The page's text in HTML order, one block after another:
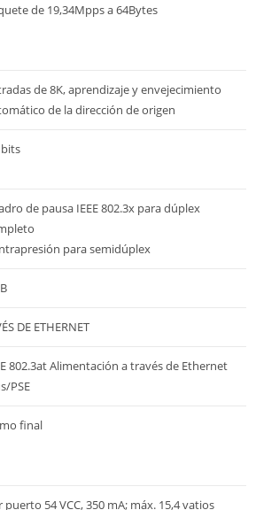
de 19,34Mpps a 64Bytes
de 8K, aprendizaje y envejecimiento
de la dirección de origen
de pausa IEEE 802.3x para dúplex
para semidúplex
DE ETHERNET
802.3at Alimentación a través de Ethernet
PSE
final
puerto 54 VCC, 350 mA; máx. 15,4 vatios